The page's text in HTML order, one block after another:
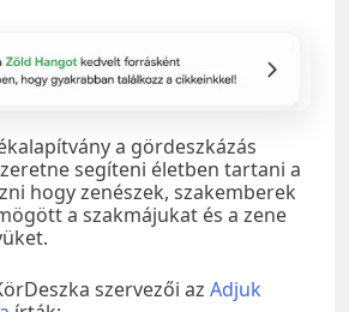
a gördeszkázás
segíteni életben tartani a
hogy zenészek, szakemberek
a szakmájukat és a zene
szervezői az Adjuk